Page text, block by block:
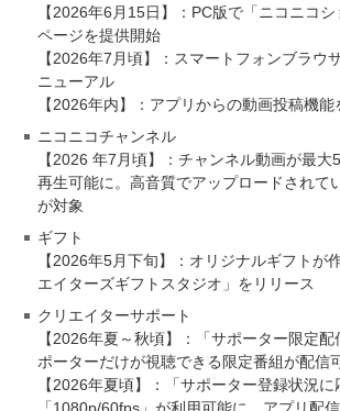
【2026年6月15日】：PC版で「ニコニコ
ページを提供開始
【2026年7月頃】：スマートフォンブラウ
ニューアル
【2026年内】：アプリからの動画投稿機能
ニコニコチャンネル
【2026 年7月頃】：チャンネル動画が最
再生可能に。高音質でアップロードされて
が対象
ギフト
【2026年5月下旬】：オリジナルギフトが
エイターズギフトスタジオ」をリリース
クリエイターサポート
【2026年夏～秋頃】：「サポーター限定
ポーターだけが視聴できる限定番組が配信
【2026年夏頃】：「サポーター登録状況
「1080p/60fps」が利用可能に。アプリ配